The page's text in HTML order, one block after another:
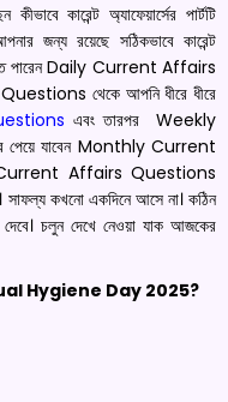
কারেন্ট অ্যাফেয়ার্সের পার্টটি
জন্য রয়েছে সঠিকভাবে কারেন্ট
পারেন Daily Current Affairs
থেকে আপনি ধীরে ধীরে
এবং তারপর Weekly
যাবেন Monthly Current
Current Affairs Questions
কখনো একদিনে আসে না। কঠিন
চলুন দেখে নেওয়া যাক আজকের
Hygiene Day 2025?